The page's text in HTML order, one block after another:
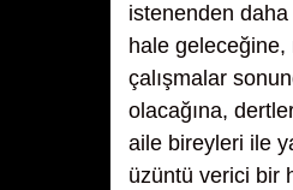
istenenden
hale geleceğine,
çalışmalar
olacağına,
aile bireyleri ile
üzüntü verici bir